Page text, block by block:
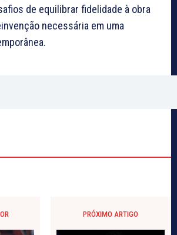
de equilibrar fidelidade à obra
necessária em uma
PRÓXIMO ARTIGO